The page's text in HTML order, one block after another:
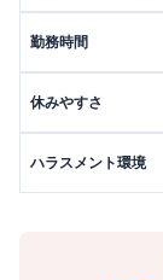
勤務時間
休みやすさ
ハラスメント環境